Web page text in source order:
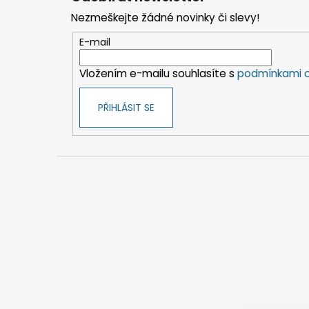
Nezmeškejte žádné novinky či slevy!
E-mail
Vložením e-mailu souhlasíte s podmínkami
PŘIHLÁSIT SE